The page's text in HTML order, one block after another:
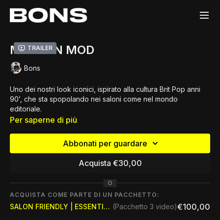
Trailer
MODERN MOD
Bons
Uno dei nostri look iconici, ispirato alla cultura Brit Pop anni
90’, che sta spopolando nei saloni come nel mondo
editoriale.
Scopri tutti i segreti dietro questo taglio maschile su medie
attraverso un approccio intuitivo ed immediato.
⁃ 4 differenti tipi di Layers
⁃ Tecniche di Texture e Taglio a Rasoio
⁃ Approfondimenti sullo Styling
Per saperne di più
Abbonati per guardare
Acquista €30,00
O
ACQUISTA COME PARTE DI UN PACCHETTO:
SALON FRIENDLY | ESSENTIAL VIDEOS (Pacchetto 3 video)€100,00